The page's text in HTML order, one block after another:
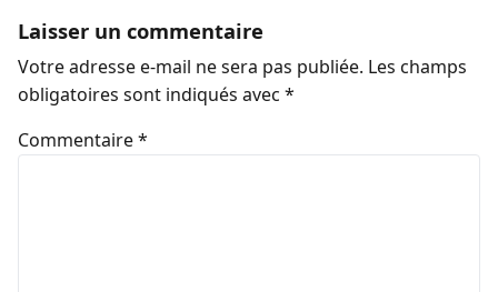
Laisser un commentaire
Votre adresse e-mail ne sera pas publiée. Les champs
obligatoires sont indiqués avec *
Commentaire*